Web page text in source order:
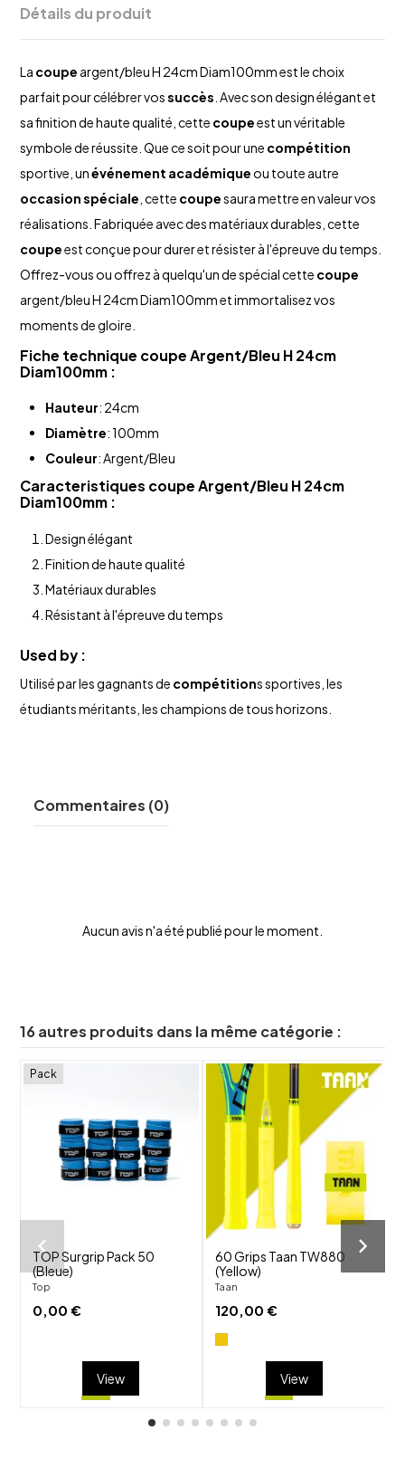
Détails du produit
La coupe argent/bleu H 24cm Diam100mm est le choix
parfait pour célébrer vossuccès . Avec son design élégant et
sa finition de haute qualité, cette coupeest un véritable
symbole de réussite. Que ce soit pour une compétition
sportive, unévénement académiqueou toute autre
occasion spéciale , cette coupesaura mettre en valeur vos
réalisations. Fabriquée avec des matériaux durables, cette
coupeest conçue pour durer et résister à l'épreuve du temps.
Offrez-vous ou offrez à quelqu'un de spécial cette coupe
argent/bleu H 24cm Diam100mm et immortalisez vos
moments de gloire.
Fiche technique coupe Argent/Bleu H 24cm
Diam100mm :
Hauteur: 24cm
Diamètre: 100mm
Couleur: Argent/Bleu
Caracteristiques coupe Argent/Bleu H 24cm
Diam100mm :
Design élégant
Finition de haute qualité
Matériaux durables
Résistant à l'épreuve du temps
Used by :
Utilisé par les gagnants de compétitions sportives, les
étudiants méritants, les champions de tous horizons.
Commentaires (0)
Aucun avis n'a été publié pour le moment.
16 autres produits dans la même catégorie :
Pack
favorite_border
visibility
TOP Surgrip Pack 50
(Bleue)
Top
0,00 €
View
shuffle
favorite_border
visibility
60 Grips Taan TW880
(Yellow)
Taan
120,00 €
View